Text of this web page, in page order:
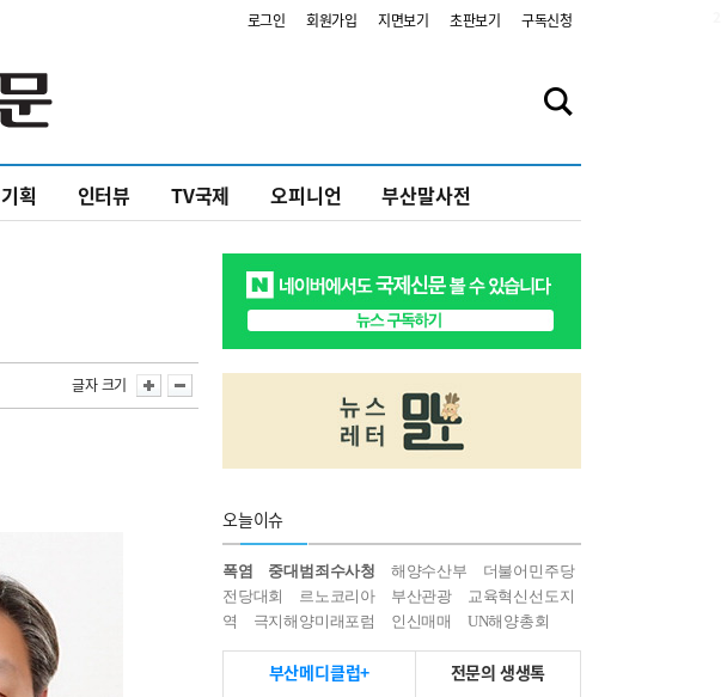
로그인 회원가입 지면보기 초판보기 구독신청
기획 인터뷰 TV국제 오피니언 부산말사전
글자 크기
오늘이슈
폭염 중대범죄수사청 해양수산부
더불어민주당
전당대회
르노코리아 부산관광
교육혁신선도지
역
극지해양미래포럼 인신매매 UN해양총회
부산메디클럽+ 전문의 생생톡